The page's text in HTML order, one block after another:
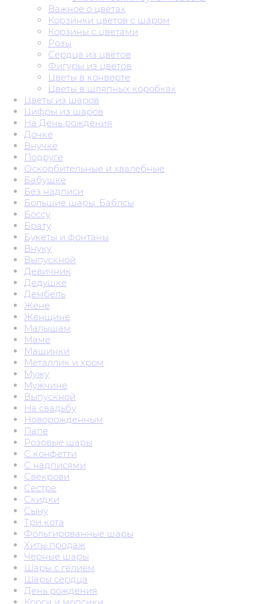
Важное о цветах
Корзинки цветов с шаром
Корзины с цветами
Розы
Сердца из цветов
Фигуры из цветов
Цветы в конверте
Цветы в шляпных коробках
Цветы из шаров
Цифры из шаров
На День рождения
Дочке
Внучке
Подруге
Оскорбительные и хвалебные
Бабушке
Без надписи
Большие шары. Баблсы
Боссу
Брату
Букеты и фонтаны
Внуку
Выпускной
Девичник
Дедушке
Дембель
Жене
Женщине
Малышам
Маме
Машинки
Металлик и хром
Мужу
Мужчине
Выпускной
На свадьбу
Новорожденным
Папе
Розовые шары
С конфетти
С надписями
Свекрови
Сестре
Скидки
Сыну
Три кота
Фольгированные шары
Хиты продаж
Черные шары
Шары с гелием
Шары сердца
День рождения